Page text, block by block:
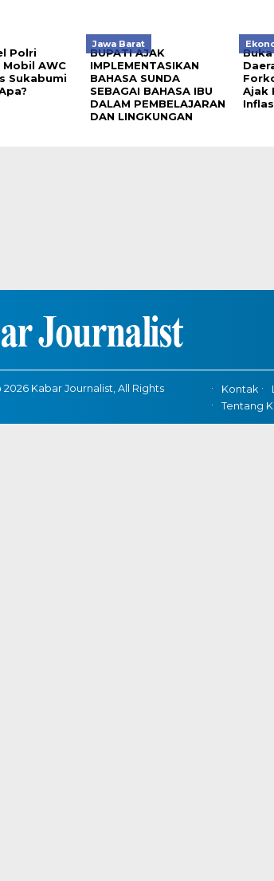
Polri
AWC
Sukabumi
Jawa Barat
BUPATI AJAK
IMPLEMENTASIKAN
BAHASA SUNDA
SEBAGAI BAHASA IBU
DALAM PEMBELAJARAN
DAN LINGKUNGAN
Ajak
Kabar Journalist, All Rights
Kontak
Tentang